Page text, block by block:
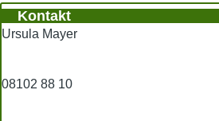
Kontakt
Ursula Mayer
08102 88 10